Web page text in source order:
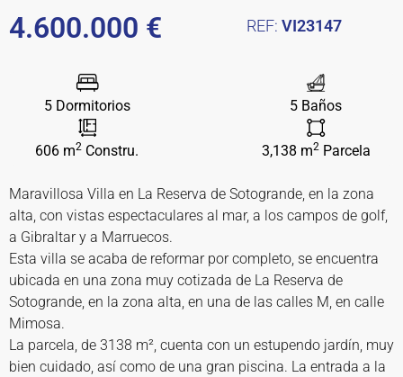
4.600.000 € REF: VI23147
5 Dormitorios 5 Baños
606 m2 Constru. 3,138 m2Parcela
Maravillosa Villa en La Reserva de Sotogrande, en la zona
alta, con vistas espectaculares al mar, a los campos de golf,
a Gibraltar y a Marruecos.
Esta villa se acaba de reformar por completo, se encuentra
ubicada en una zona muy cotizada de La Reserva de
Sotogrande, en la zona alta, en una de las calles M, en calle
Mimosa.
La parcela, de 3138 m², cuenta con un estupendo jardín, muy
bien cuidado, así como de una gran piscina. La entrada a la